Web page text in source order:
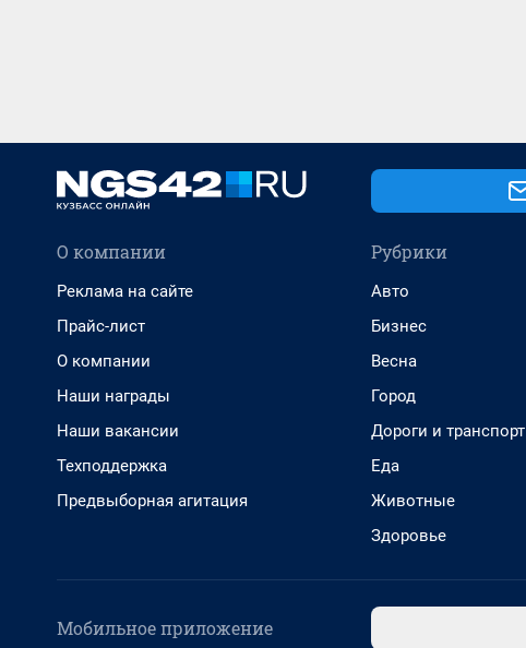
О компании
Реклама на сайте
Прайс-лист
О компании
Наши награды
Наши вакансии
Техподдержка
Предвыборная агитация
Рубрики
Авто
Бизнес
Весна
Город
Дороги и транспорт
Еда
Животные
Здоровье
Мобильное приложение